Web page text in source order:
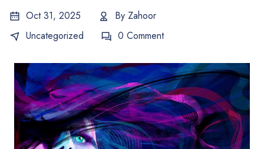
Oct 31, 2025 By Zahoor
Uncategorized
0 Comment